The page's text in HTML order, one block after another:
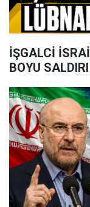
İŞGALCİ
BOYU SALDIRI